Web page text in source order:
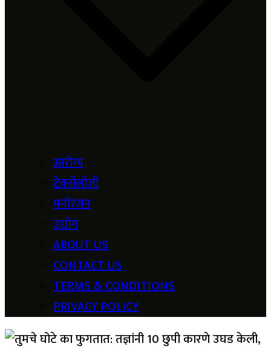
आरोग्य
टेक्नॉलॉजी
मनोरंजन
उद्योग
ABOUT US
CONTACT US
TERMS & CONDITIONS
PRIVACY POLICY